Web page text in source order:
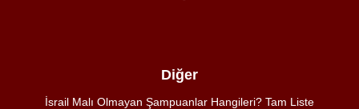
Diğer
İsrail Malı Olmayan Şampuanlar Hangileri? Tam Liste